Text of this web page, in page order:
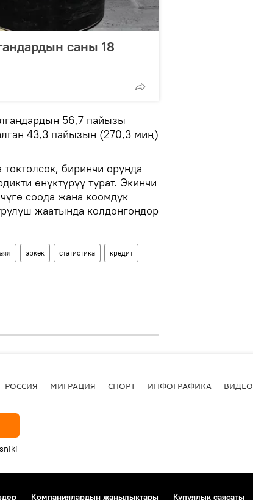
саны 18
56,7 пайызы
43,3 пайызын (270,3 миң)
биринчи орунда
өнүктүрүү турат. Экинчи
соода жана коомдук
жаатында колдонгондор
аял эркек статистика кредит
РОССИЯ МИГРАЦИЯ СПОРТ ИНФОГРАФИКА ВИДЕО
Компаниялардын жаңылыктары Купуялык саясаты